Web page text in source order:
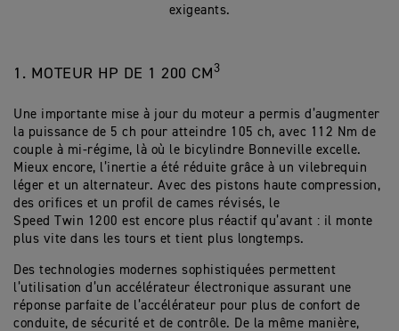
exigeants.
1. MOTEUR HP DE 1 200 CM 3
Une importante mise à jour du moteur a permis d’augmenter
la puissance de 5 ch pour atteindre 105 ch, avec 112 Nm de
couple à mi-régime, là où le bicylindre Bonneville excelle.
Mieux encore, l’inertie a été réduite grâce à un vilebrequin
léger et un alternateur. Avec des pistons haute compression,
des orifices et un profil de cames révisés, le
Speed Twin 1200 est encore plus réactif qu’avant : il monte
plus vite dans les tours et tient plus longtemps.
Des technologies modernes sophistiquées permettent
l’utilisation d’un accélérateur électronique assurant une
réponse parfaite de l’accélérateur pour plus de confort de
conduite, de sécurité et de contrôle. De la même manière,